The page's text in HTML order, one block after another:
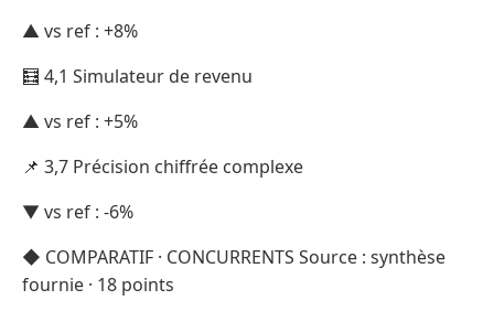
▲ vs ref : +8%
🧮 4,1 Simulateur de revenu
▲ vs ref : +5%
📌 3,7 Précision chiffrée complexe
▼ vs ref : -6%
◆ COMPARATIF · CONCURRENTS Source : synthèse
fournie · 18 points